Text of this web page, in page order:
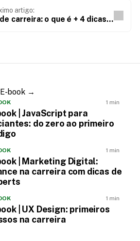
artigo:
carreira: o que é + 4 dicas
book →
1 min
| JavaScript para
do zero ao primeiro
1 min
| Marketing Digital:
na carreira com dicas de
1 min
| UX Design: primeiros
na carreira